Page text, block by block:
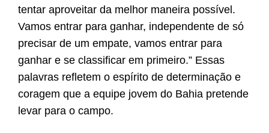
tentar aproveitar da melhor maneira possível.
Vamos entrar para ganhar, independente de só
precisar de um empate, vamos entrar para
ganhar e se classificar em primeiro.” Essas
palavras refletem o espírito de determinação e
coragem que a equipe jovem do Bahia pretende
levar para o campo.